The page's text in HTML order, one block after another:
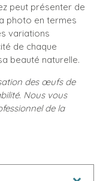
peut présenter de
photo en termes
variations
de chaque
beauté naturelle.
des œufs de
Nous vous
de la